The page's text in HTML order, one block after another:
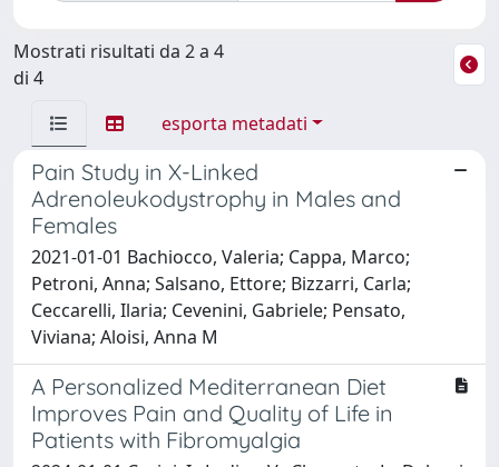
Mostrati risultati da 2 a 4
di 4
esporta metadati
Pain Study in X-Linked
Adrenoleukodystrophy in Males and
Females
2021-01-01 Bachiocco, Valeria; Cappa, Marco;
Petroni, Anna; Salsano, Ettore; Bizzarri, Carla;
Ceccarelli, Ilaria; Cevenini, Gabriele; Pensato,
Viviana; Aloisi, Anna M
A Personalized Mediterranean Diet
Improves Pain and Quality of Life in
Patients with Fibromyalgia